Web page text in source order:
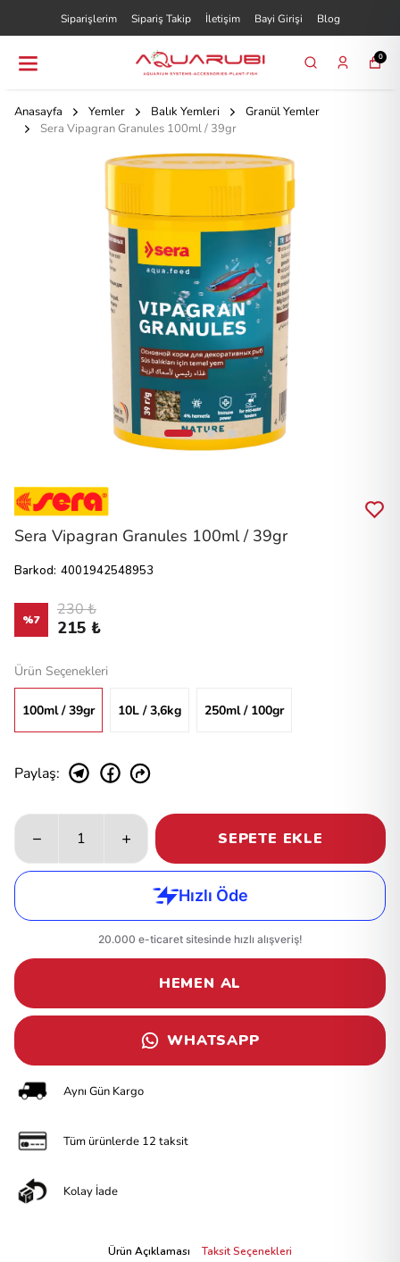
Siparişlerim Sipariş Takip İletişim Bayi Girişi Blog
0
Anasayfa Yemler Balık Yemleri
Granül Yemler
Sera Vipagran Granules 100ml / 39gr
Sera Vipagran Granules 100ml / 39gr
Barkod: 4001942548953
%7
230 ₺
215 ₺
Ürün Seçenekleri
100ml / 39gr 10L / 3,6kg 250ml / 100gr
Paylaş:
SEPETE EKLE
HEMEN AL
WHATSAPP
Aynı Gün Kargo
Tüm ürünlerde 12 taksit
Kolay İade
Ürün Açıklaması Taksit Seçenekleri